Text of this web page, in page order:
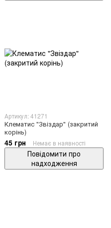
Артикул: 41271
Клематис "Звіздар" (закритий
корінь)
45 грн Немає в наявності
Повідомити про
надходження